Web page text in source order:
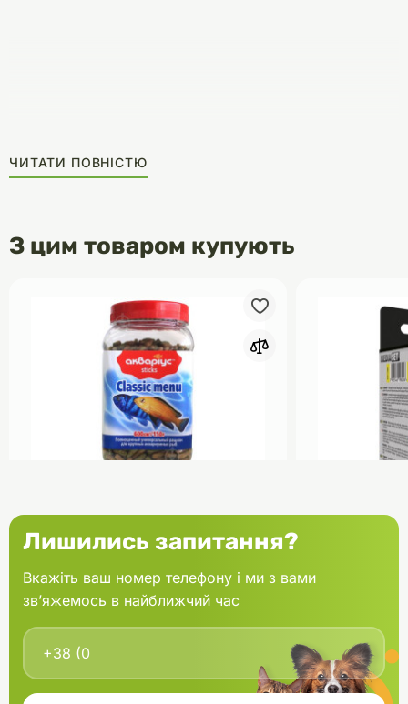
ЧИТАТИ ПОВНІСТЮ
З цим товаром купують
банка 150 г
В кошик
Aquael
Лишились запитання?
Вкажіть ваш номер телефону і ми з вами
зв’яжемось в найближчий час